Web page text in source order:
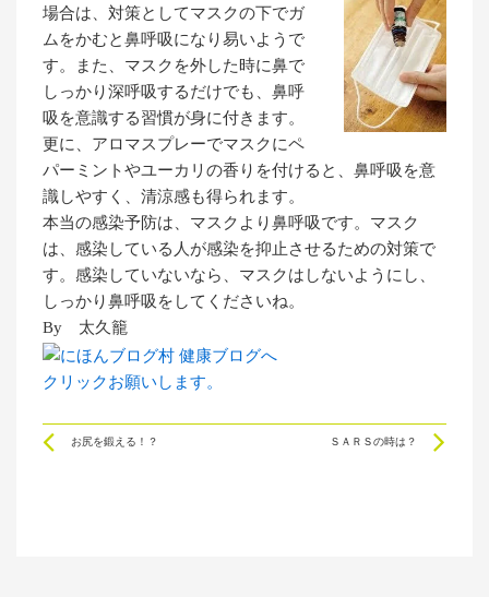
場合は、対策としてマスクの下でガ
ムをかむと鼻呼吸になり易いようで
す。また、マスクを外した時に鼻で
しっかり深呼吸するだけでも、鼻呼
吸を意識する習慣が身に付きます。
更に、アロマスプレーでマスクにペ
パーミントやユーカリの香りを付けると、鼻呼吸を意
識しやすく、清涼感も得られます。
本当の感染予防は、マスクより鼻呼吸です。マスク
は、感染している人が感染を抑止させるための対策で
す。感染していないなら、マスクはしないようにし、
しっかり鼻呼吸をしてくださいね。
By 太久籠
クリックお願いします。
Prev
お尻を鍛える！？ ＳＡＲＳの時は？